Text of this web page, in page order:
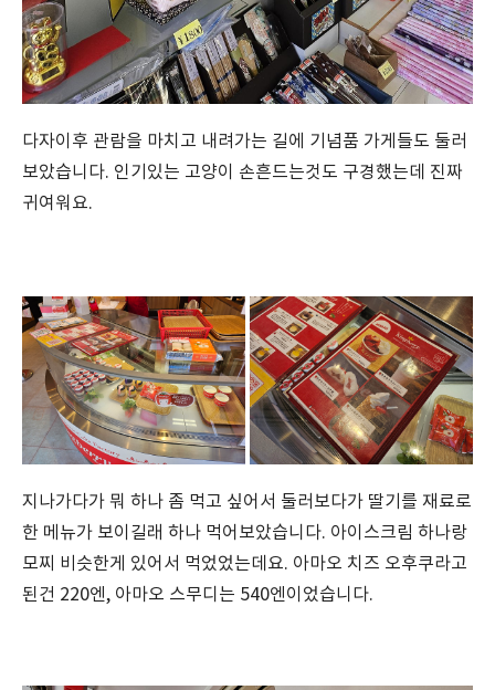
다자이후 관람을 마치고 내려가는 길에 기념품 가게들도 둘러
보았습니다. 인기있는 고양이 손흔드는것도 구경했는데 진짜
귀여워요.
지나가다가 뭐 하나 좀 먹고 싶어서 둘러보다가 딸기를 재료로
한 메뉴가 보이길래 하나 먹어보았습니다. 아이스크림 하나랑
모찌 비슷한게 있어서 먹었었는데요. 아마오 치즈 오후쿠라고
된건 220엔, 아마오 스무디는 540엔이었습니다.